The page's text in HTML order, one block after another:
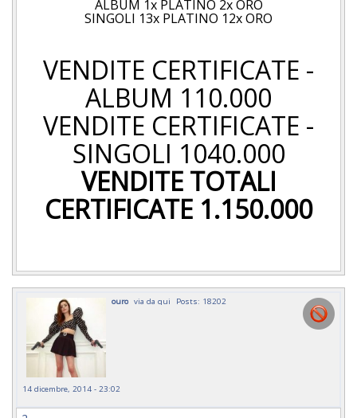
ALBUM 1x PLATINO 2x ORO
SINGOLI 13x PLATINO 12x ORO
VENDITE CERTIFICATE -
ALBUM 110.000
VENDITE CERTIFICATE -
SINGOLI 1040.000
VENDITE TOTALI
CERTIFICATE 1.150.000
ouro via da qui Posts: 18202
14 dicembre, 2014 - 23:02